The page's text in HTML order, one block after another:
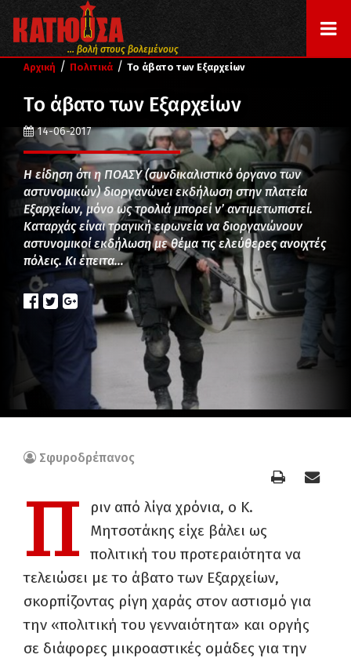
... βολή στους βολεμένους
Αρχική / Πολιτικά / Το άβατο των Εξαρχείων
Το άβατο των Εξαρχείων
14-06-2017
Η είδηση ότι η ΠΟΑΣΥ (συνδικαλιστικό όργανο των
αστυνομικών) διοργανώνει εκδήλωση στην πλατεία
Εξαρχείων, μόνο ως τρολιά μπορεί ν’ αντιμετωπιστεί.
Καταρχάς είναι τραγική ειρωνεία να διοργανώνουν
αστυνομικοί εκδήλωση με θέμα τις ελεύθερες ανοιχτές
πόλεις. Κι έπειτα…
Σφυροδρέπανος
Π
ριν από λίγα χρόνια, ο Κ.
Μητσοτάκης είχε βάλει ως
πολιτική του προτεραιότητα να
τελειώσει με το άβατο των Εξαρχείων,
σκορπίζοντας ρίγη χαράς στον αστισμό για
την «πολιτική του γενναιότητα» και οργής
σε διάφορες μικροαστικές ομάδες για την